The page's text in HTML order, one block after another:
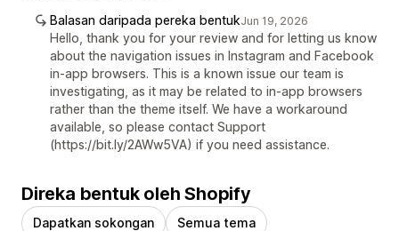
Balasan daripada pereka bentukJun 19, 2026
Hello, thank you for your review and for letting us know
about the navigation issues in Instagram and Facebook
in-app browsers. This is a known issue our team is
investigating, as it may be related to in-app browsers
rather than the theme itself. We have a workaround
available, so please contact Support
(https://bit.ly/2AWw5VA) if you need assistance.
Direka bentuk oleh Shopify
Dapatkan sokongan Semua tema